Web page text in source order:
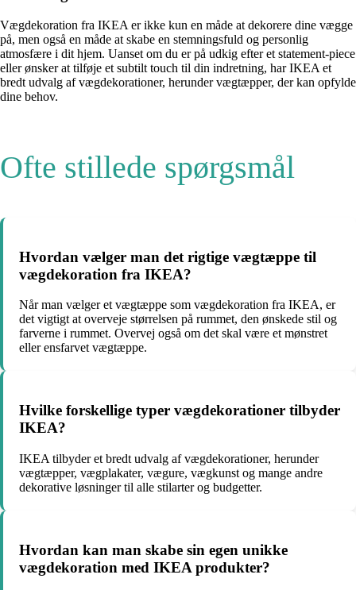
Vægdekoration fra IKEA er ikke kun en måde at dekorere dine vægge
på, men også en måde at skabe en stemningsfuld og personlig
atmosfære i dit hjem. Uanset om du er på udkig efter et statement-piece
eller ønsker at tilføje et subtilt touch til din indretning, har IKEA et
bredt udvalg af vægdekorationer, herunder vægtæpper, der kan opfylde
dine behov.
Ofte stillede spørgsmål
Hvordan vælger man det rigtige vægtæppe til
vægdekoration fra IKEA?
Når man vælger et vægtæppe som vægdekoration fra IKEA, er
det vigtigt at overveje størrelsen på rummet, den ønskede stil og
farverne i rummet. Overvej også om det skal være et mønstret
eller ensfarvet vægtæppe.
Hvilke forskellige typer vægdekorationer tilbyder
IKEA?
IKEA tilbyder et bredt udvalg af vægdekorationer, herunder
vægtæpper, vægplakater, vægure, vægkunst og mange andre
dekorative løsninger til alle stilarter og budgetter.
Hvordan kan man skabe sin egen unikke
vægdekoration med IKEA produkter?